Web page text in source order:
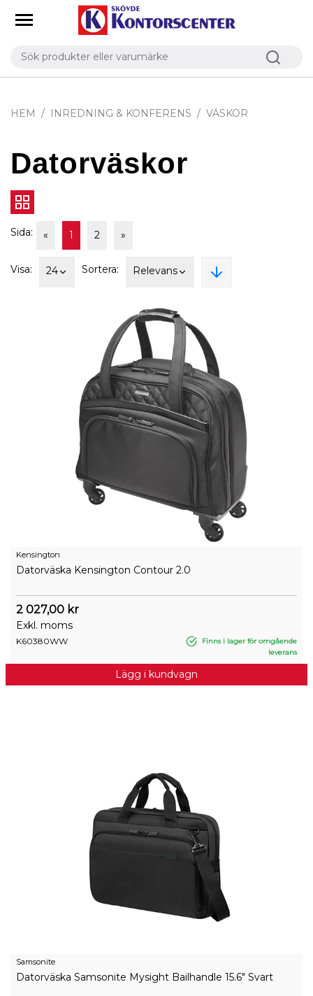
HEM INREDNING & KONFERENS VÄSKOR
Datorväskor
Sida: « 1 2 »
Visa: 24 Sortera: Relevans
Kensington
Datorväska Kensington Contour 2.0
2 027,00 kr
Exkl. moms
K60380WW
Finns i lager för omgående
leverans
Lägg i kundvagn
Samsonite
Datorväska Samsonite Mysight Bailhandle 15.6" Svart